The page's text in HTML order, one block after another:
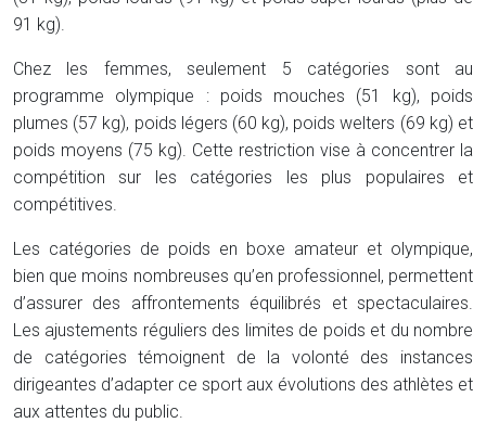
91 kg).
Chez les femmes, seulement 5 catégories sont au
programme olympique : poids mouches (51 kg), poids
plumes (57 kg), poids légers (60 kg), poids welters (69 kg) et
poids moyens (75 kg). Cette restriction vise à concentrer la
compétition sur les catégories les plus populaires et
compétitives.
Les catégories de poids en boxe amateur et olympique,
bien que moins nombreuses qu’en professionnel, permettent
d’assurer des affrontements équilibrés et spectaculaires.
Les ajustements réguliers des limites de poids et du nombre
de catégories témoignent de la volonté des instances
dirigeantes d’adapter ce sport aux évolutions des athlètes et
aux attentes du public.